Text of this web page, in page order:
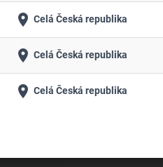
place Celá Česká republika
place Celá Česká republika
place Celá Česká republika